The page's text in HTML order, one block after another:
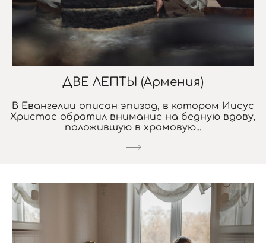
ДВЕ ЛЕПТЫ (Армения)
В Евангелии описан эпизод, в котором Иисус
Христос обратил внимание на бедную вдову,
положившую в храмовую...